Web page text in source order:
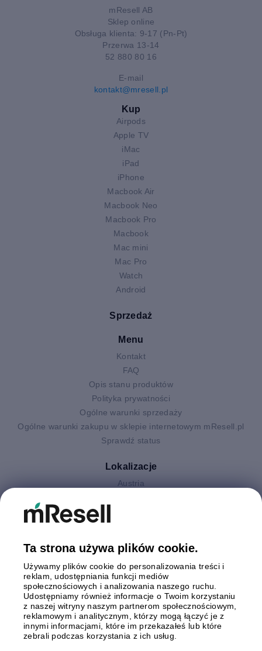
mResell AB
Sklep online
Obsługa klienta: 9-17 (Pn-Pt)
Przerwa 13-14
52 880 80 16
E-mail
kontakt@mresell.pl
Kup
Airpods
Apple TV
iMac
iPad
iPhone
Macbook Air
Macbook Neo
Macbook Pro
Macbook
Mac mini
Mac Pro
Watch
Android
Sprzedaż
Menu
Kontakt
FAQ
Opis stanu produktów
Polityka prywatności
Ogólne warunki sprzedaży
Ogólne warunki zakupu w sklepie internetowym mResell.pl
Sprawdź status
Lokalizacje
Austria
Polska
Szwecja
Wielka Brytania
Włochy
Płatności
Ta strona używa plików cookie.
Używamy plików cookie do personalizowania treści i
reklam, udostępniania funkcji mediów
społecznościowych i analizowania naszego ruchu.
Udostępniamy również informacje o Twoim korzystaniu
z naszej witryny naszym partnerom społecznościowym,
reklamowym i analitycznym, którzy mogą łączyć je z
innymi informacjami, które im przekazałeś lub które
zebrali podczas korzystania z ich usług.